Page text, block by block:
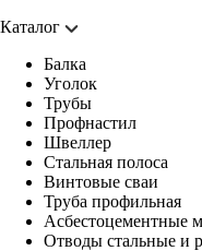
Каталог
Балка
Уголок
Трубы
Профнастил
Швеллер
Стальная полоса
Винтовые сваи
Труба профильная
Асбестоцементные
Отводы стальные и